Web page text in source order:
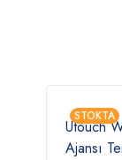
STOKTA
Utouch
Ajansı